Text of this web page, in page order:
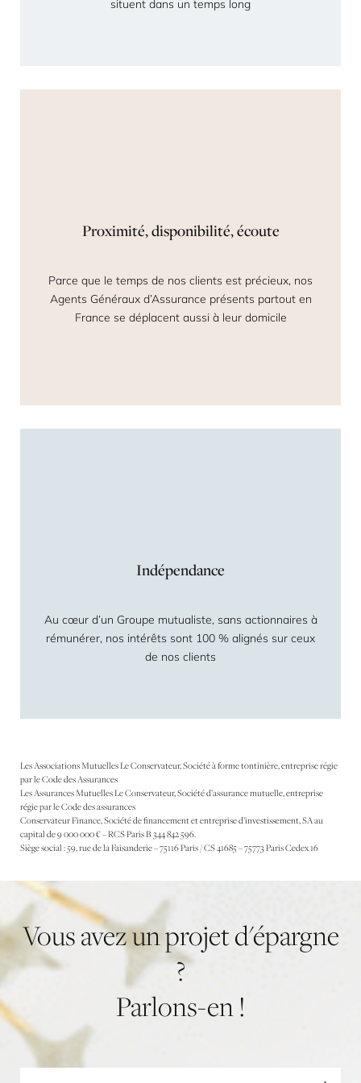
situent dans un temps long
Proximité, disponibilité, écoute
Parce que le temps de nos clients est précieux, nos
Agents Généraux d’Assurance présents partout en
France se déplacent aussi à leur domicile
Indépendance
Au cœur d’un Groupe mutualiste, sans actionnaires à
rémunérer, nos intérêts sont 100 % alignés sur ceux
de nos clients
Les Associations Mutuelles Le Conservateur, Société à forme tontinière, entreprise régie
par le Code des Assurances
Les Assurances Mutuelles Le Conservateur, Société d’assurance mutuelle, entreprise
régie par le Code des assurances
Conservateur Finance, Société de financement et entreprise d’investissement, SA au
capital de 9 000 000 € – RCS Paris B 344 842 596.
Siège social : 59, rue de la Faisanderie – 75116 Paris / CS 41685 – 75773 Paris Cedex 16
Vousavezunprojetd'épargne
?
Parlons-en!